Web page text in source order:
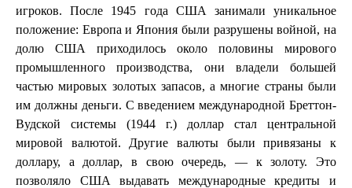
игроков. После 1945 года США занимали уникальное
положение: Европа и Япония были разрушены войной, на
долю США приходилось около половины мирового
промышленного производства, они владели большей
частью мировых золотых запасов, а многие страны были
им должны деньги. С введением международной Бреттон-
Вудской системы (1944 г.) доллар стал центральной
мировой валютой. Другие валюты были привязаны к
доллару, а доллар, в свою очередь, — к золоту. Это
позволяло США выдавать международные кредиты и